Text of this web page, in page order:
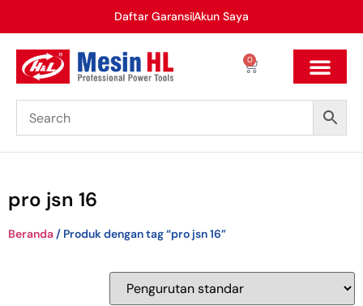
Daftar GaransiAkun Saya
0
pro jsn 16
Beranda / Produk dengan tag “pro jsn 16”